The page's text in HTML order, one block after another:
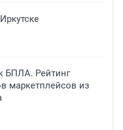
БПЛА. Рейтинг
маркетплейсов из